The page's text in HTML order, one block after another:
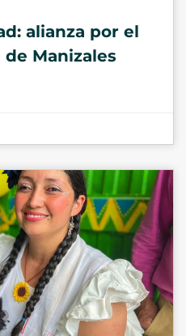
alianza por el
Manizales